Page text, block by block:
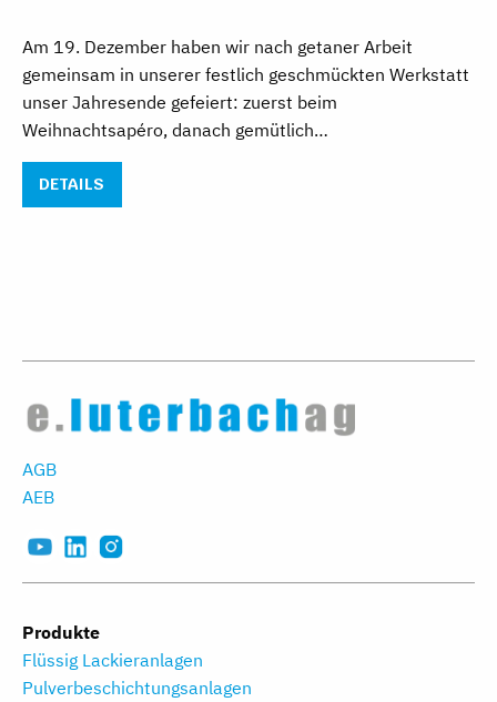
Am 19. Dezember haben wir nach getaner Arbeit
gemeinsam in unserer festlich geschmückten Werkstatt
unser Jahresende gefeiert: zuerst beim
Weihnachtsapéro, danach gemütlich…
DETAILS
AGB
AEB
Produkte
Flüssig Lackieranlagen
Pulverbeschichtungs­anlagen